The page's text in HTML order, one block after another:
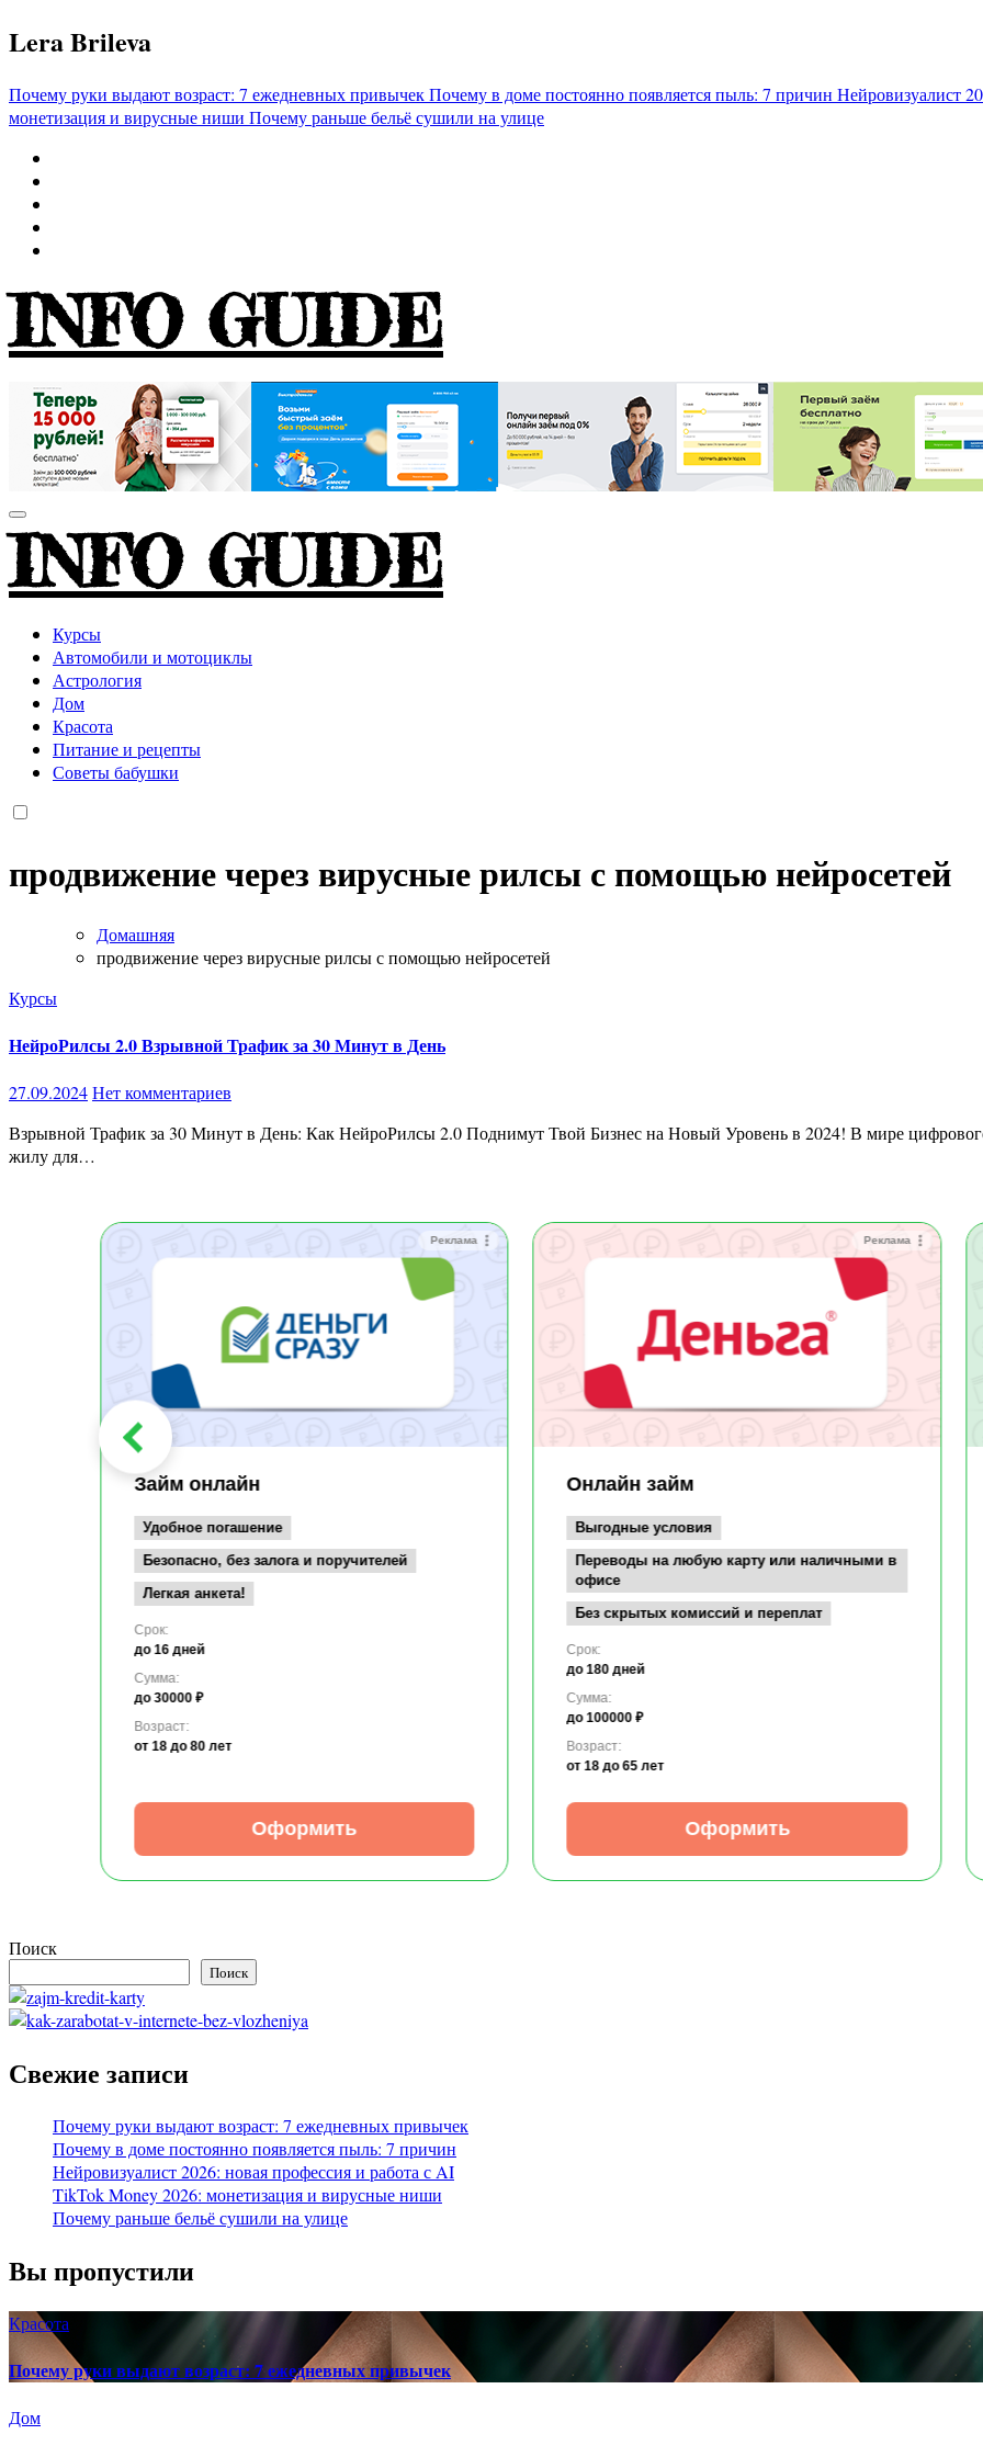
Перейти
к
Lera Brileva
Почему руки выдают возраст: 7 ежедневных привычекПочему в доме постоянно появляется пыль: 7 причин Нейровизуалист
монетизация и вирусные ниши Почему раньше бельё сушили на улице
INFO GUIDE
INFO GUIDE
Курсы
Автомобили и мотоциклы
Астрология
Дом
Красота
Питание и рецепты
Советы бабушки
продвижение через вирусные рилсы с помощью нейросетей
Домашняя
продвижение через вирусные рилсы с помощью нейросетей
Курсы
НейроРилсы 2.0 Взрывной Трафик за 30 Минут в День
27.09.2024Нет комментариев
Взрывной Трафик за 30 Минут в День: Как НейроРилсы 2.0 Поднимут Твой Бизнес на Новый Уровень в 2024! В мире цифрового маркетинга 2024 года, нейросети превращаются в золотую
жилу для…
Реклама
Займ онлайн
Удобное погашение
Безопасно, без залога и поручителей
Легкая анкета!
Срок:
до 16 дней
Сумма:
до 30000 ₽
Возраст:
от 18 до 80 лет
Оформить
Реклама
Онлайн займ
Выгодные условия
Переводы на любую карту или наличными в
офисе
Без скрытых комиссий и переплат
Срок:
до 180 дней
Сумма:
до 100000 ₽
Возраст:
от 18 до 65 лет
Оформить
Поиск
Поиск
Свежие записи
Почему руки выдают возраст: 7 ежедневных привычек
Почему в доме постоянно появляется пыль: 7 причин
Нейровизуалист 2026: новая профессия и работа с AI
TikTok Money 2026: монетизация и вирусные ниши
Почему раньше бельё сушили на улице
Вы пропустили
Красота
Почему руки выдают возраст: 7 ежедневных привычек
Дом